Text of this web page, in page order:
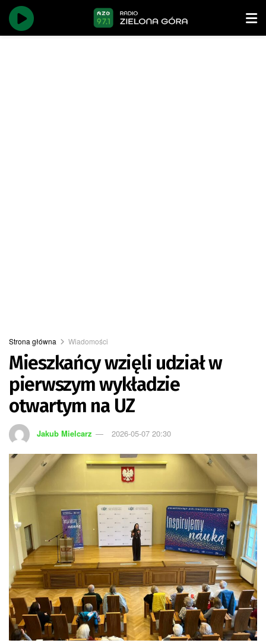
Strona główna Wiadomości
Mieszkańcy wzięli udział w
pierwszym wykładzie
otwartym na UZ
Jakub Mielcarz 2026-05-07 20:30